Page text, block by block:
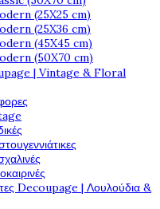
(25X25 cm)
(25X36 cm)
(45X45 cm)
(50X70 cm)
| Vintage & Floral
Decoupage | Λουλούδια &